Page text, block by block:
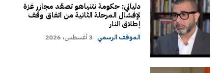
دلياني: حكومة نتنياهو تصعّد مجازر غزة
لإفشال المرحلة الثانية من اتفاق وقف
إطلاق النار
الموقف الرسمي 3 أغسطس، 2026